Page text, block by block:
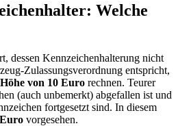
Welche
dessen Kennzeichenhalterung nicht
Zulassungsverordnung entspricht,
von 10 Euro rechnen. Teurer
(auch unbemerkt) abgefallen ist und
fortgesetzt sind. In diesem
vorgesehen.